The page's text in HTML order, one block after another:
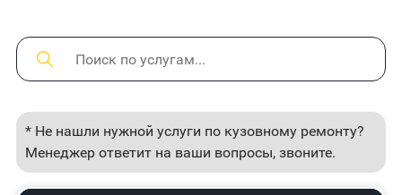
* Не нашли нужной услуги по кузовному ремонту?
Менеджер ответит на ваши вопросы, звоните.